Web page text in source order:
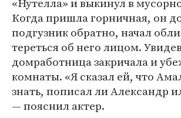
Когда пришла горничная, он
подгузник обратно, начал
тереться об него лицом.
домработница закричала и
комнаты. «Я сказал ей, что
знать, пописал ли Александр
— пояснил актер.